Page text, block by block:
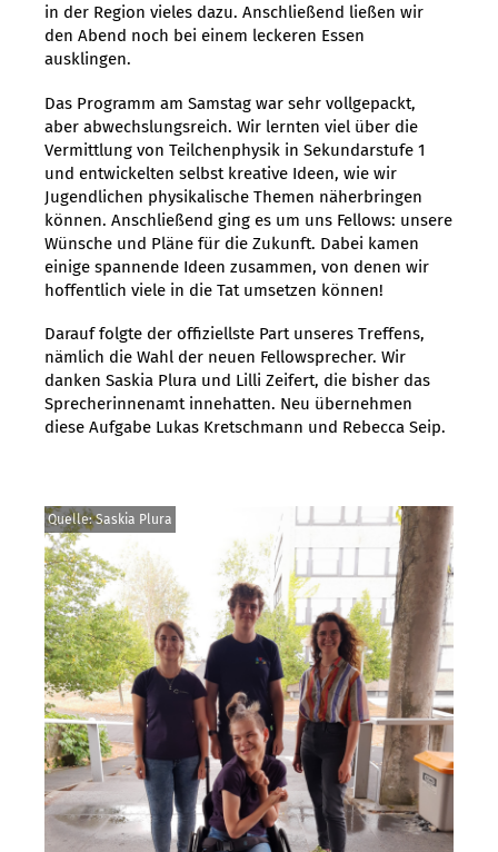
in der Region vieles dazu. Anschließend ließen wir
den Abend noch bei einem leckeren Essen
ausklingen.
Das Programm am Samstag war sehr vollgepackt,
aber abwechslungsreich. Wir lernten viel über die
Vermittlung von Teilchenphysik in Sekundarstufe 1
und entwickelten selbst kreative Ideen, wie wir
Jugendlichen physikalische Themen näherbringen
können. Anschließend ging es um uns Fellows: unsere
Wünsche und Pläne für die Zukunft. Dabei kamen
einige spannende Ideen zusammen, von denen wir
hoffentlich viele in die Tat umsetzen können!
Darauf folgte der offiziellste Part unseres Treffens,
nämlich die Wahl der neuen Fellowsprecher. Wir
danken Saskia Plura und Lilli Zeifert, die bisher das
Sprecherinnenamt innehatten. Neu übernehmen
diese Aufgabe Lukas Kretschmann und Rebecca Seip.
Quelle: Saskia Plura